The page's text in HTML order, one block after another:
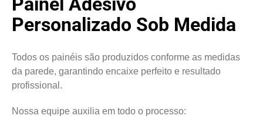
Personalizado Sob Medida
Todos os painéis são produzidos conforme as medidas
da parede, garantindo encaixe perfeito e resultado
profissional.
Nossa equipe auxilia em todo o processo: